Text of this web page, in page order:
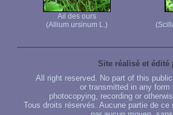
Ail des ours
(Allium ursinum L.)
Site réalisé et édité
All right reserved. No part of this
or transmitted in any
photocopying, recording or
Tous droits réservés. Aucune partie de